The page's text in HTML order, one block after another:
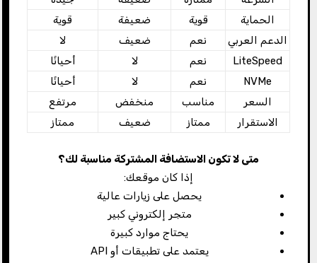
الحماية
قوية ضعيفة
قوية
الدعم العربي
نعم ضعيف
لا
LiteSpeed
نعم لا
أحيانًا
NVMe
نعم لا
أحيانًا
السعر
مناسب منخفض
مرتفع
الاستقرار
ممتاز ضعيف ممتاز
متى لا تكون الاستضافة المشتركة مناسبة لك؟
إذا كان موقعك:
يحصل على زيارات عالية
متجر إلكتروني كبير
يحتاج موارد كبيرة
يعتمد على تطبيقات أو API